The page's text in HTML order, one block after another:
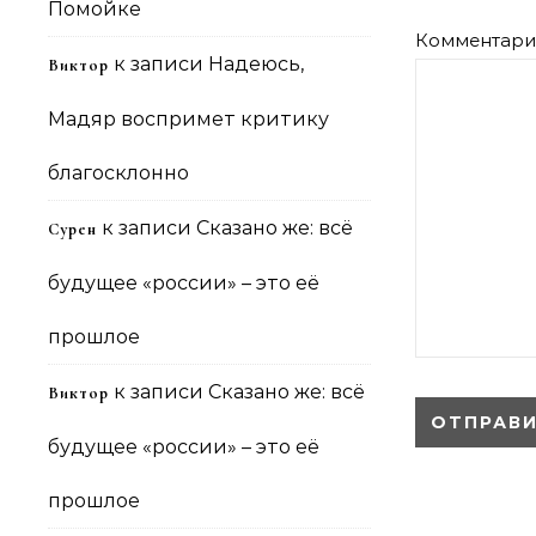
Помойке
Виктор к записи Надеюсь,
Мадяр воспримет критику
благосклонно
Сурен к записи Сказано же: всё
будущее «россии» – это её
прошлое
Виктор к записи Сказано же: всё
будущее «россии» – это её
прошлое